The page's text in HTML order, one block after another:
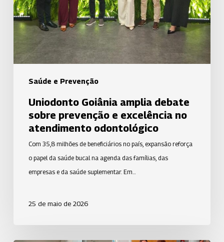
Saúde e Prevenção
prevenção
e
excelência
atendimento
odontológico
Uniodonto Goiânia amplia debate
sobre prevenção e excelência no
atendimento odontológico
Com 35,8 milhões de beneficiários no país, expansão reforça
o papel da saúde bucal na agenda das famílias, das
empresas e da saúde suplementar. Em…
25 de maio de 2026